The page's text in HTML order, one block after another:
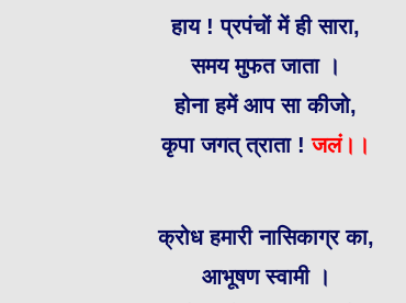
हाय ! प्रपंचों में ही सारा,
समय मुफत जाता ।
होना हमें आप सा कीजो,
कृपा जगत् त्राता ! जलं।।
क्रोध हमारी नासिकाग्र का,
आभूषण स्वामी ।